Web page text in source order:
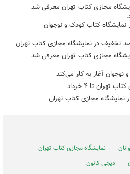
مجازی کتاب تهران معرفی شد
نمایشگاه کتاب کودک و نوجوان
مجازی کتاب تهران معرفی شد
آغاز به کار می‌کند
تا ۴ خرداد
مجازی کتاب تهران
نمایشگاه مجازی کتاب تهران
دیجی کانون